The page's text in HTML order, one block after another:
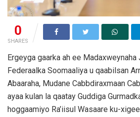
0
SHARES
Ergeyga gaarka ah ee Madaxweynaha
Federaalka Soomaaliya u qaabilsan
Abaaraha, Mudane Cabbdiraxmaan
ayaa kulan la qaatay Guddiga
hoggaamiyo Ra’iisul Wasaare ku-